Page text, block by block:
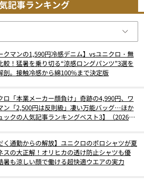
記事ランキング
クマンの1,590円冷感デニム】vsユニクロ・無
較！猛暑を乗り切る“涼感ロングパンツ”3選を
剖。接触冷感から綿100%まで決定版
ロ「本業メーカー顔負け」奇跡の4,990円、ワ
ン「2,500円は反則級」凄い万能バッグ…ほか
ックの人気記事ランキングベスト3】（2026年
く通勤からの解放】ユニクロのポロシャツが夏
スの大正解！オリヒカの透け防止シャツも優
暑も涼しい顔で働ける超快適ウエアの実力